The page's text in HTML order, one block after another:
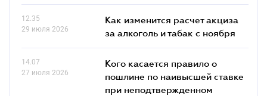
12.35
29 июля 2026
Как изменится расчет акциза
за алкоголь и табак с ноября
14.07
27 июля 2026
Кого касается правило о
пошлине по наивысшей ставке
при неподтвержденном